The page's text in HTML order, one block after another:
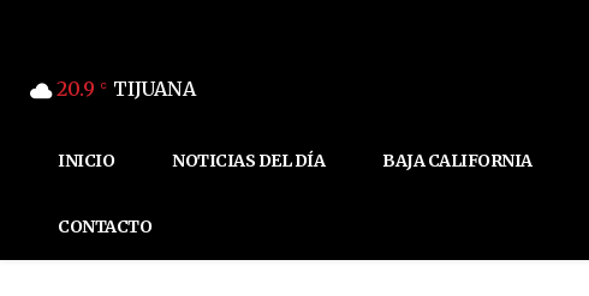
20.9 C TIJUANA
INICIO NOTICIAS DEL DÍA BAJA CALIFORNIA
CONTACTO